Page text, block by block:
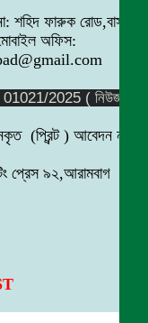
শহিদ ফারুক রোড,বাসা
অফিস:
01021/2025 ( নিউজ
(প্রিন্ট ) আবেদন নং
প্রেস ৯২,আরামবাগ